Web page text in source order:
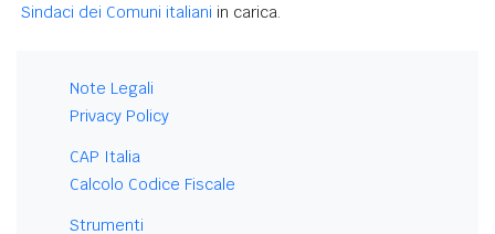
Sindaci dei Comuni italiani in carica.
Note Legali
Privacy Policy
CAP Italia
Calcolo Codice Fiscale
Strumenti